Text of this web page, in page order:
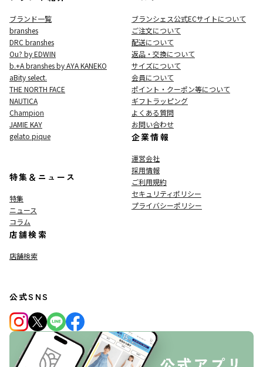
ブランド一覧
branshes
DRC branshes
Ou? by EDWIN
b.+A branshes by AYA KANEKO
aBity select.
THE NORTH FACE
NAUTICA
Champion
JAMIE KAY
gelato pique
特集＆ニュース
特集
ニュース
コラム
店舗検索
店舗検索
ブランシェス公式ECサイトについて
ご注文について
配送について
返品・交換について
サイズについて
会員について
ポイント・クーポン等について
ギフトラッピング
よくある質問
お問い合わせ
企業情報
運営会社
採用情報
ご利用規約
セキュリティポリシー
プライバシーポリシー
公式SNS